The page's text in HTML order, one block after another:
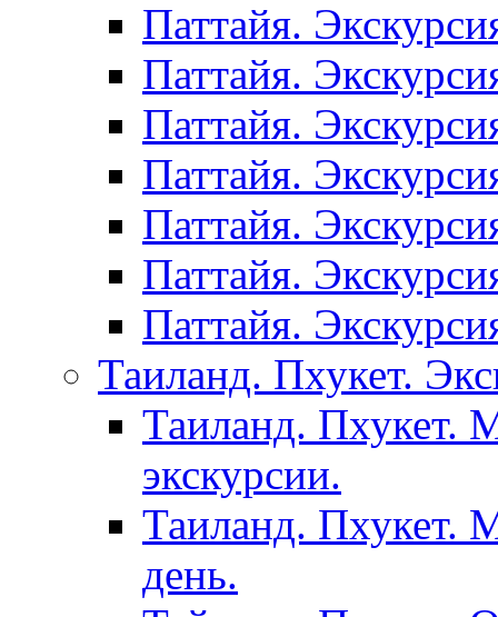
Паттайя.
Паттайя.
Паттайя.
Паттайя.
Паттайя.
Паттайя.
Паттайя.
Таиланд. Пхукет.
Таиланд. Пхукет.
экскурсии.
Таиланд. Пхукет.
день.